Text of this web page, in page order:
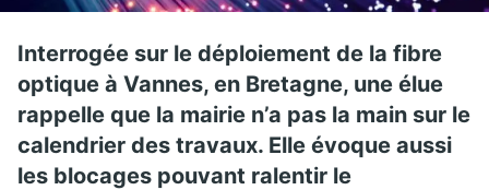
Interrogée sur le déploiement de la fibre
optique à Vannes, en Bretagne, une élue
rappelle que la mairie n’a pas la main sur le
calendrier des travaux. Elle évoque aussi
les blocages pouvant ralentir le